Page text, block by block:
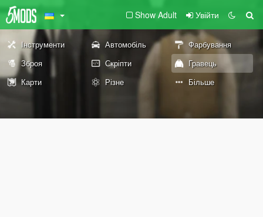
Show Adult Увійти
Інструменти Автомобіль
Фарбування
Зброя
Скріпти
Гравець
Карти
Різне Більше